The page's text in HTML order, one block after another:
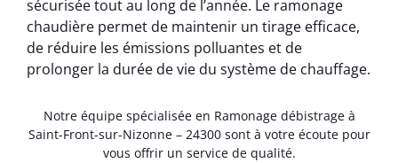
sécurisée tout au long de l’année. Le ramonage
chaudière permet de maintenir un tirage efficace,
de réduire les émissions polluantes et de
prolonger la durée de vie du système de chauffage.
Notre équipe spécialisée en Ramonage débistrage à
Saint-Front-sur-Nizonne – 24300 sont à votre écoute pour
vous offrir un service de qualité.